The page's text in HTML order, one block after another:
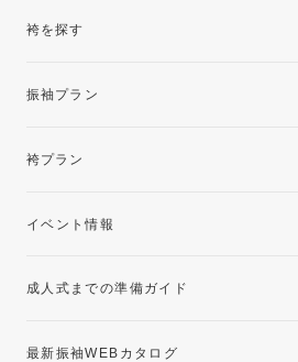
袴を探す
振袖プラン
レンタルプラン
袴プラン
卒業袴レンタルプラン
イベント情報
成人式までの準備ガイド
最新振袖WEBカタログ